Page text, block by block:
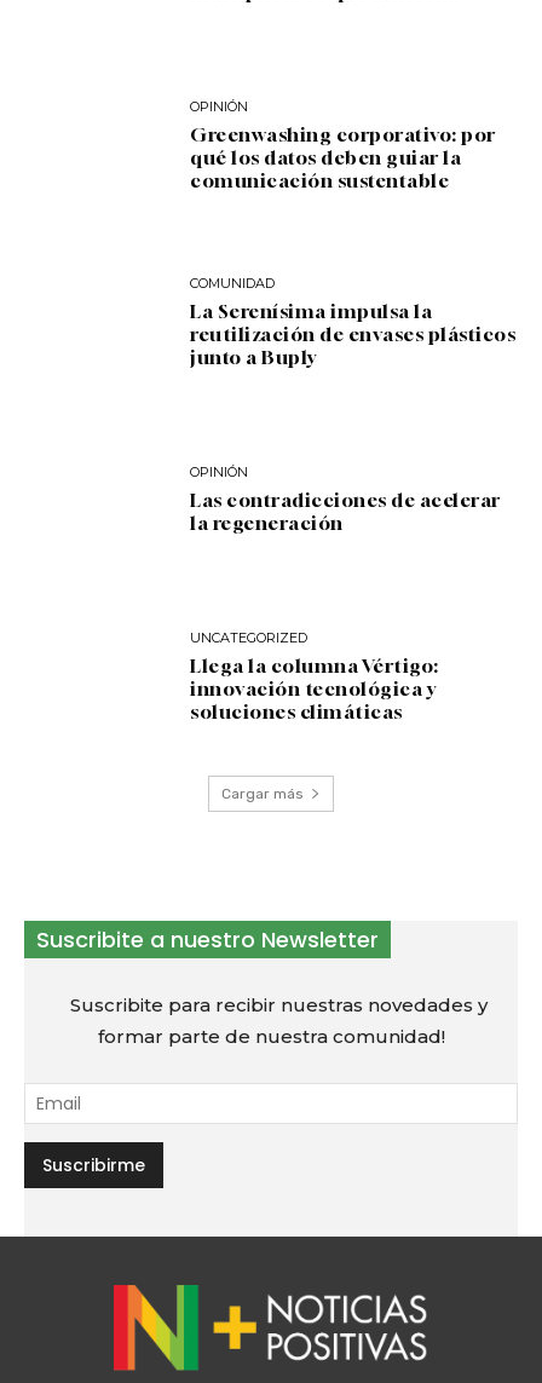
OPINIÓN
Greenwashing corporativo: por
qué los datos deben guiar la
comunicación sustentable
COMUNIDAD
La Serenísima impulsa la
reutilización de envases plásticos
junto a Buply
OPINIÓN
Las contradicciones de acelerar
la regeneración
UNCATEGORIZED
Llega la columna Vértigo:
innovación tecnológica y
soluciones climáticas
Cargar más
Suscribite a nuestro Newsletter
Suscribite para recibir nuestras novedades y
formar parte de nuestra comunidad!